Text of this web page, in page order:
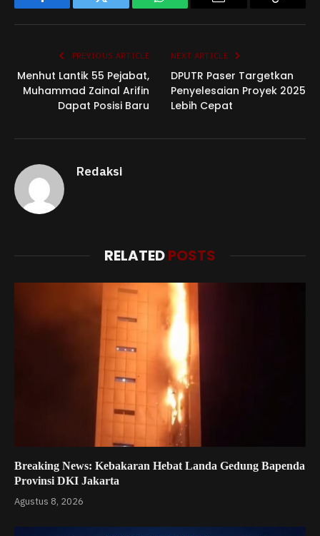
Facebook Twitter WhatsApp
PREVIOUS ARTICLE
Menhut Lantik 55 Pejabat,
Muhammad Zainal Arifin
Dapat Posisi Baru
NEXT ARTICLE
DPUTR Paser Targetkan
Penyelesaian Proyek 2025
Lebih Cepat
Redaksi
RELATEDPOSTS
Breaking News: Kebakaran Hebat Landa Gedung Bapenda
Provinsi DKI Jakarta
Agustus 8, 2026